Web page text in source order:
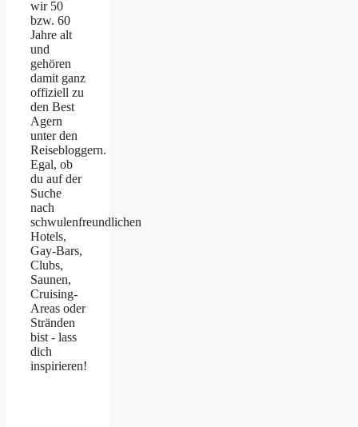
wir 50
bzw. 60
Jahre alt
und
gehören
damit ganz
offiziell zu
den Best
Agern
unter den
Reisebloggern.
Egal, ob
du auf der
Suche
nach
schwulenfreundlichen
Hotels,
Gay-Bars,
Clubs,
Saunen,
Cruising-
Areas oder
Stränden
bist - lass
dich
inspirieren!